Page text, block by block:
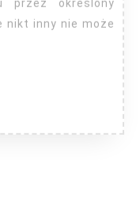
przez określony
nikt inny nie może